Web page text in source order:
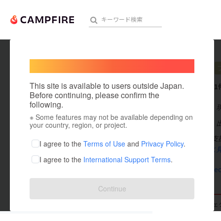
人気のプロジェクト 注目の
アート・写真
テクノロジー・ガジェット
映像・映画
ビジネス・起業
まちづくり・地域活性化
This site is available to users outside Japan.
Before continuing, please confirm the
following.
※ Some features may not be available depending on
your country, region, or project.
I agree to the Terms of Use and Privacy Policy.
I agree to the International Support Terms.
Continue
これまでに1
出身国：日本
子供に向けた
rica(TN
もっと
プロジ